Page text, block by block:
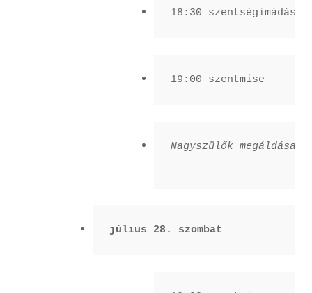
18:30 szentségimádás -
19:00 szentmise
Nagyszülők megáldása
július 28. szombat